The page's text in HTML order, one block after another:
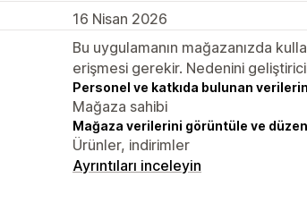
16 Nisan 2026
Bu uygulamanın mağazanızda
erişmesi gerekir. Nedenini
Personel ve katkıda bulunan
Mağaza sahibi
Mağaza verilerini görüntüle ve
Ürünler, indirimler
Ayrıntıları inceleyin